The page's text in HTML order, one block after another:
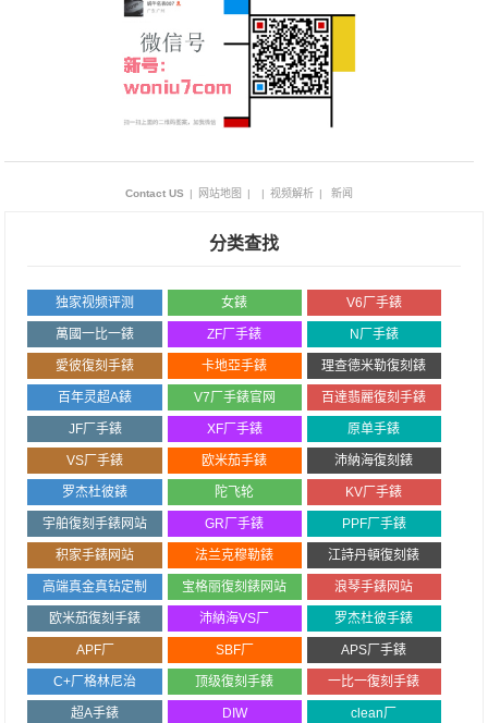
Contact US | 网站地图 | | 视频解析 | 新闻
分类查找
独家视频评测 女錶 V6厂手錶
萬國一比一錶 ZF厂手錶 N厂手錶
愛彼復刻手錶 卡地亞手錶 理查德米勒復刻錶
百年灵超A錶 V7厂手錶官网 百達翡麗復刻手錶
JF厂手錶 XF厂手錶 原单手錶
VS厂手錶 欧米茄手錶 沛納海復刻錶
罗杰杜彼錶 陀飞轮 KV厂手錶
宇舶復刻手錶网站 GR厂手錶 PPF厂手錶
积家手錶网站 法兰克穆勒錶 江詩丹頓復刻錶
高端真金真钻定制 宝格丽復刻錶网站 浪琴手錶网站
欧米茄復刻手錶 沛納海VS厂 罗杰杜彼手錶
APF厂 SBF厂 APS厂手錶
C+厂格林尼治 顶级復刻手錶 一比一復刻手錶
超A手錶 DIW clean厂